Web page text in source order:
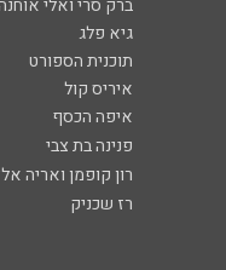
ברק סרי ואלי
גיא פלג
תוכנית הספורט
איריס קול
איפה הכסף
פנינה בת צבי
רון קופמן ואריה
רז שכניק